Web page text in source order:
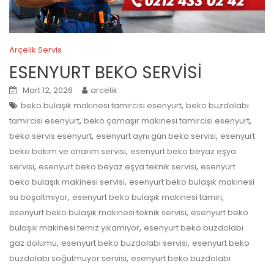
Arçelik Servis
ESENYURT BEKO SERVİSİ
Mart 12, 2026
arcelik
beko bulaşık makinesi tamircisi esenyurt, beko buzdolabı
tamircisi esenyurt, beko çamaşır makinesi tamircisi esenyurt,
beko servis esenyurt, esenyurt aynı gün beko servisi, esenyurt
beko bakım ve onarım servisi, esenyurt beko beyaz eşya
servisi, esenyurt beko beyaz eşya teknik servisi, esenyurt
beko bulaşık makinesi servisi, esenyurt beko bulaşık makinesi
su boşaltmıyor, esenyurt beko bulaşık makinesi tamiri,
esenyurt beko bulaşık makinesi teknik servisi, esenyurt beko
bulaşık makinesi temiz yıkamıyor, esenyurt beko buzdolabı
gaz dolumu, esenyurt beko buzdolabı servisi, esenyurt beko
buzdolabı soğutmuyor servisi, esenyurt beko buzdolabı